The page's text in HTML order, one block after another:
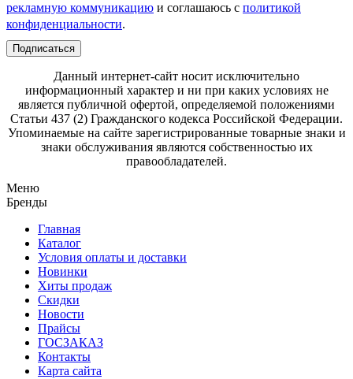
рекламную коммуникацию и соглашаюсь с политикой
конфиденциальности.
Подписаться
Данный интернет-сайт носит исключительно
информационный характер и ни при каких условиях не
является публичной офертой, определяемой положениями
Статьи 437 (2) Гражданского кодекса Российской Федерации.
Упоминаемые на сайте зарегистрированные товарные знаки и
знаки обслуживания являются собственностью их
правообладателей.
Меню
Бренды
Главная
Каталог
Условия оплаты и доставки
Новинки
Хиты продаж
Скидки
Новости
Прайсы
ГОСЗАКАЗ
Контакты
Карта сайта